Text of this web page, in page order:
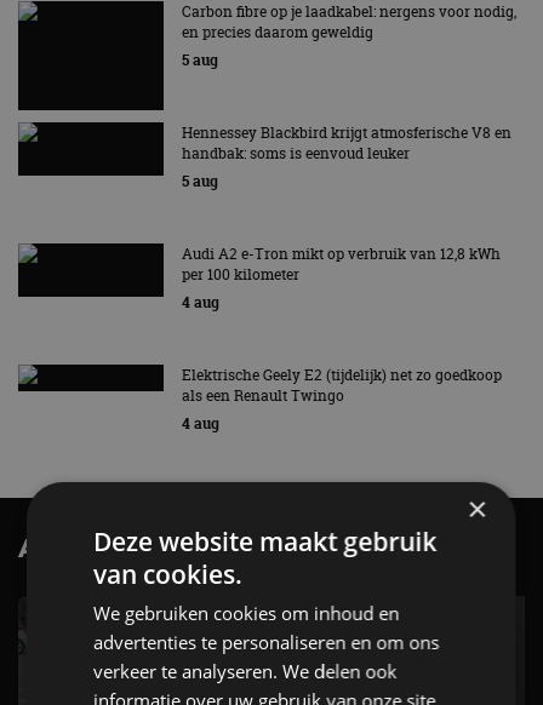
Carbon fibre op je laadkabel: nergens voor nodig,
en precies daarom geweldig
5 aug
Hennessey Blackbird krijgt atmosferische V8 en
handbak: soms is eenvoud leuker
5 aug
Audi A2 e-Tron mikt op verbruik van 12,8 kWh
per 100 kilometer
4 aug
Elektrische Geely E2 (tijdelijk) net zo goedkoop
als een Renault Twingo
4 aug
AutoRAI.nl TV SUBSCRIBE
×
Deze website maakt gebruik
van cookies.
We gebruiken cookies om inhoud en
advertenties te personaliseren en om ons
verkeer te analyseren. We delen ook
informatie over uw gebruik van onze site